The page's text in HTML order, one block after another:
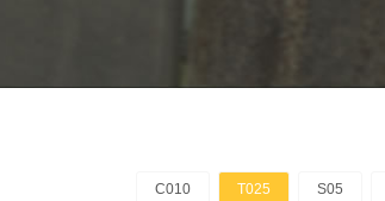
C010 T025 S05